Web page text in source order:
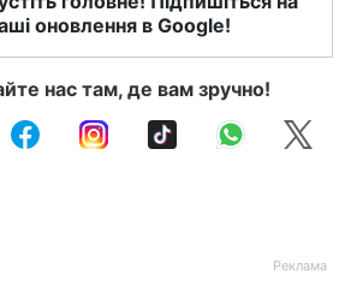
оновлення в Google!
нас там, де вам зручно!